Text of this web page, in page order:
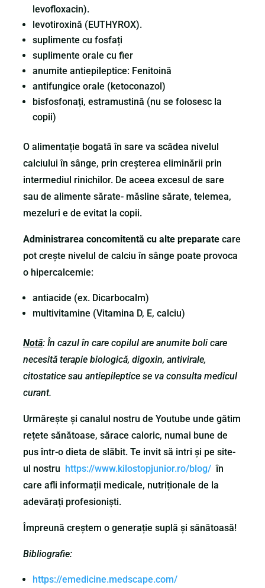
levofloxacin).
levotiroxină (EUTHYROX).
suplimente cu fosfați
suplimente orale cu fier
anumite antiepileptice: Fenitoină
antifungice orale (ketoconazol)
bisfosfonați, estramustină (nu se folosesc la
copii)
O alimentație bogată în sare va scădea nivelul
calciului în sânge, prin creșterea eliminării prin
intermediul rinichilor. De aceea excesul de sare
sau de alimente sărate- măsline sărate, telemea,
mezeluri e de evitat la copii.
Administrarea concomitentă cu alte preparate care
pot crește nivelul de calciu în sânge poate provoca
o hipercalcemie:
antiacide (ex. Dicarbocalm)
multivitamine (Vitamina D, E, calciu)
Notă: În cazul în care copilul are anumite boli care
necesită terapie biologică, digoxin, antivirale,
citostatice sau antiepileptice se va consulta medicul
curant.
Urmărește și canalul nostru de Youtube unde gătim
rețete sănătoase, sărace caloric, numai bune de
pus într-o dieta de slăbit. Te invit să intri și pe site-
ul nostru https://www.kilostopjunior.ro/blog/ în
care afli informații medicale, nutriționale de la
adevărați profesioniști.
Împreună creștem o generație suplă și sănătoasă!
Bibliografie:
https://emedicine.medscape.com/